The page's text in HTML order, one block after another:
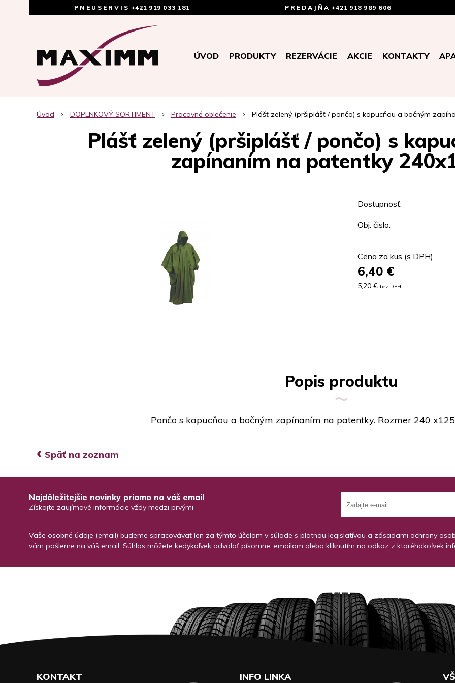
PNEUSERVIS +421 919 033 181 PREDAJŇA +421 918 989 606
ÚVOD PRODUKTY REZERVÁCIE AKCIE KONTAKTY
Úvod DOPLNKOVÝ SORTIMENT Pracovné oblečenie Plášť zelený (pršiplášť / pončo) s kapucňou a bočným
Plášť zelený (pršiplášť / pončo) s
zapínaním na patentky
Dostupnosť:
Obj. čislo:
Cena za kus (s DPH)
6,40 €
5,20 € bez DPH
Popis produktu
Pončo s kapucňou a bočným zapínaním na patentky. Rozmer 240
‹ Späť na zoznam
Najdôležitejšie novinky priamo na váš email
Získajte zaujímavé informácie vždy medzi prvými
Vaše osobné údaje (email) budeme spracovávať len za týmto účelom v súlade s platnou legislatívou a zásadami ochrany
vám pošleme na váš email. Súhlas môžete kedykoľvek odvolať písomne, emailom alebo kliknutím na odkaz z ktoréhokoľvek
KONTAKT INFO LINKA